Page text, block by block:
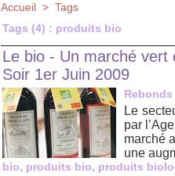
Accueil > Tags
Tags (4) : produits bio
Le bio - Un marché vert
Soir 1er Juin 2009
Le
par
marché
une
bio, produits bio, produits